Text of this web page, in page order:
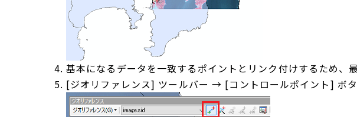
基本になるデータを一致するポイントとリンク付けするため、
[ジオリファレンス] ツールバー → [コントロールポイント] ボ